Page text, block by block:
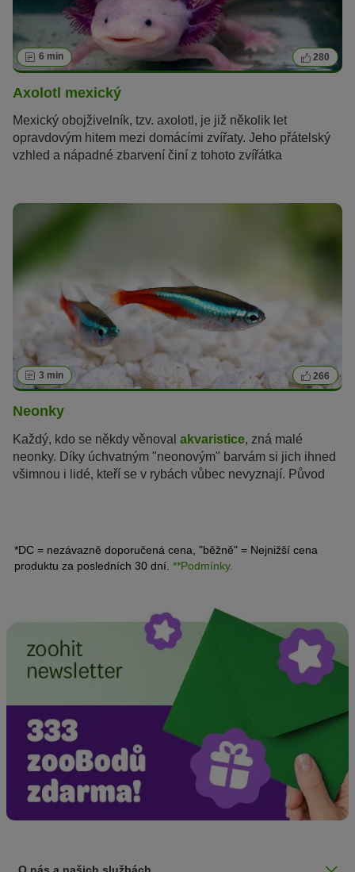
6 min 280
Axolotl mexický
Mexický obojživelník, tzv. axolotl, je již několik let
opravdovým hitem mezi domácími zvířaty. Jeho přátelský
vzhled a nápadné zbarvení činí z tohoto zvířátka
tomto pozoruhodném tvoru.
3 min 266
Neonky
Každý, kdo se někdy věnoval akvaristice, zná malé
neonky. Díky úchvatným "neonovým" barvám si jich ihned
všimnou i lidé, kteří se v rybách vůbec nevyznají. Původ
*DC = nezávazně doporučená cena, "běžně" = Nejnižší cena
produktu za posledních 30 dní. **Podmínky.
O nás a našich službách